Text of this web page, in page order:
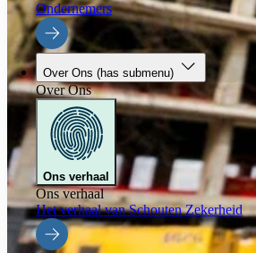
Ondernemers
Over Ons (has submenu)
Over Ons
Ons verhaal
Ons verhaal
Het verhaal van Schouten Zekerheid